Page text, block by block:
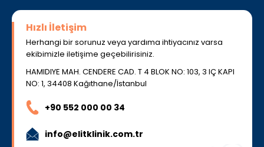
Hızlı İletişim
Herhangi bir sorunuz veya yardıma ihtiyacınız varsa
ekibimizle iletişime geçebilirisiniz.
HAMIDIYE MAH. CENDERE CAD. T 4 BLOK NO: 103, 3 IÇ KAPI
NO: 1, 34408 Kağıthane/İstanbul
+90 552 000 00 34
info@elitklinik.com.tr